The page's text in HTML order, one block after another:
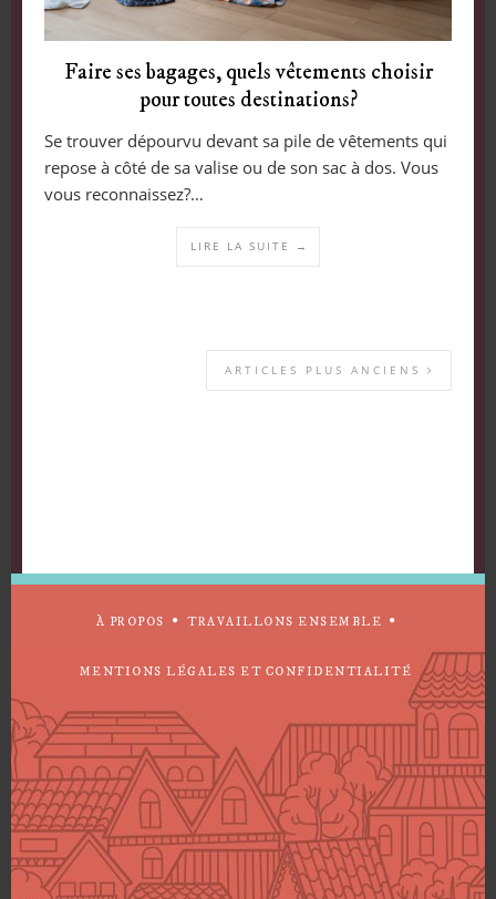
Faire ses bagages, quels vêtements choisir
pour toutes destinations?
Se trouver dépourvu devant sa pile de vêtements qui
repose à côté de sa valise ou de son sac à dos. Vous
vous reconnaissez?…
LIRE LA SUITE →
ARTICLES PLUS ANCIENS
À PROPOS TRAVAILLONS ENSEMBLE
MENTIONS LÉGALES ET CONFIDENTIALITÉ